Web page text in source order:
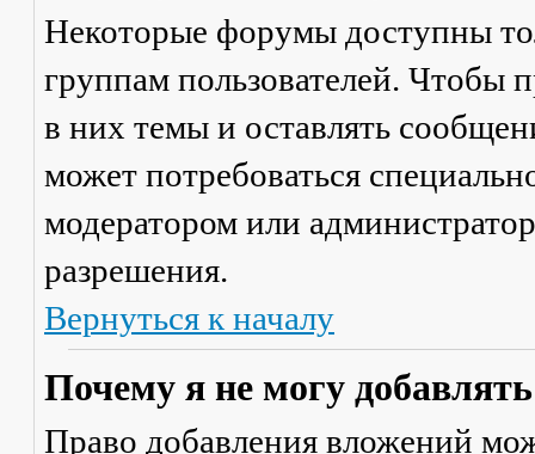
Некоторые форумы доступны
группам пользователей. Чтобы
в них темы и оставлять
может потребоваться
модератором или
разрешения.
Вернуться к началу
Почему я не могу
Право добавления вложений